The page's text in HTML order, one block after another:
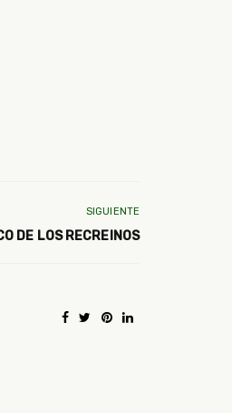
SIGUIENTE
DE LOS RECREINOS